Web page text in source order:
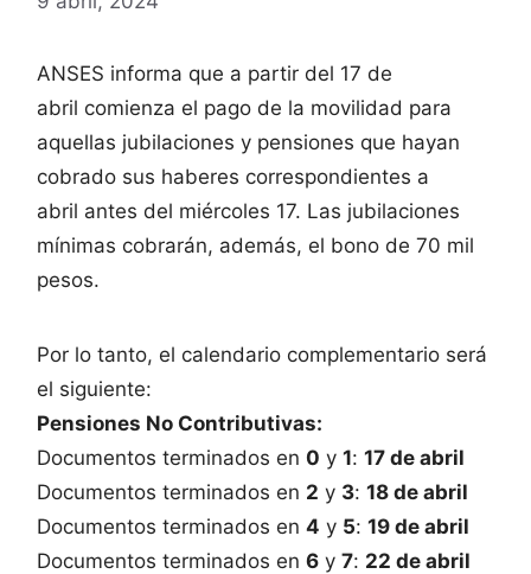
ANSES informa que a partir del 17 de
abril comienza el pago de la movilidad para
aquellas jubilaciones y pensiones que hayan
cobrado sus haberes correspondientes a
abril antes del miércoles 17. Las jubilaciones
mínimas cobrarán, además, el bono de 70 mil
pesos.
Por lo tanto, el calendario complementario será
el siguiente:
Pensiones No Contributivas:
Documentos terminados en 0 y 1: 17 de abril
Documentos terminados en 2 y 3: 18 de abril
Documentos terminados en 4 y 5: 19 de abril
Documentos terminados en 6 y 7: 22 de abril